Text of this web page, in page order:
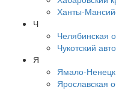
Ханты-
Ч
Челябинская
Чукотский
Я
Ямало-
Ярославская